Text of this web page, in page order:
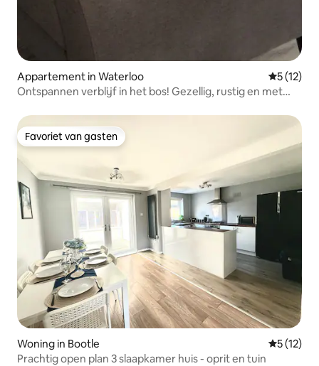
Appartement in Waterloo
5 (12)
Ontspannen verblijf in het bos! Gezellig, rustig en met
Favoriet van gasten
Favoriet van gasten
Woning in Bootle
5 (12)
Prachtig open plan 3 slaapkamer huis - oprit en tuin